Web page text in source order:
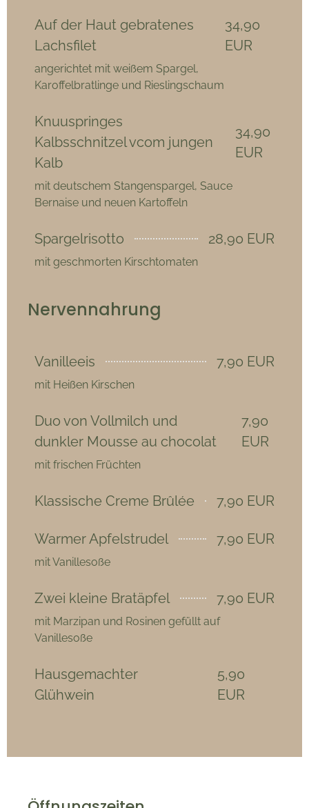
Auf der Haut gebratenes
Lachsfilet
34,90
EUR
angerichtet mit weißem Spargel,
Karoffelbratlinge und Rieslingschaum
Knuuspringes
Kalbsschnitzel vcom jungen
Kalb
34,90
EUR
mit deutschem Stangenspargel, Sauce
Bernaise und neuen Kartoffeln
Spargelrisotto 28,90 EUR
mit geschmorten Kirschtomaten
Nervennahrung
Vanilleeis 7,90 EUR
mit Heißen Kirschen
Duo von Vollmilch und
dunkler Mousse au chocolat
7,90
EUR
mit frischen Früchten
Klassische Creme Brûlée 7,90 EUR
Warmer Apfelstrudel 7,90 EUR
mit Vanillesoße
Zwei kleine Bratäpfel 7,90 EUR
mit Marzipan und Rosinen gefüllt auf
Vanillesoße
Hausgemachter
Glühwein
5,90
EUR